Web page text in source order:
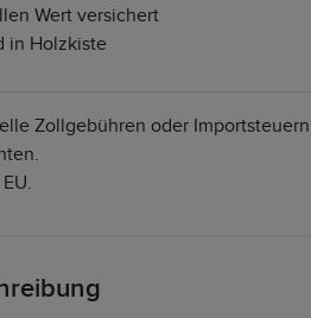
Wert versichert
in Holzkiste
Zollgebühren oder
EU.